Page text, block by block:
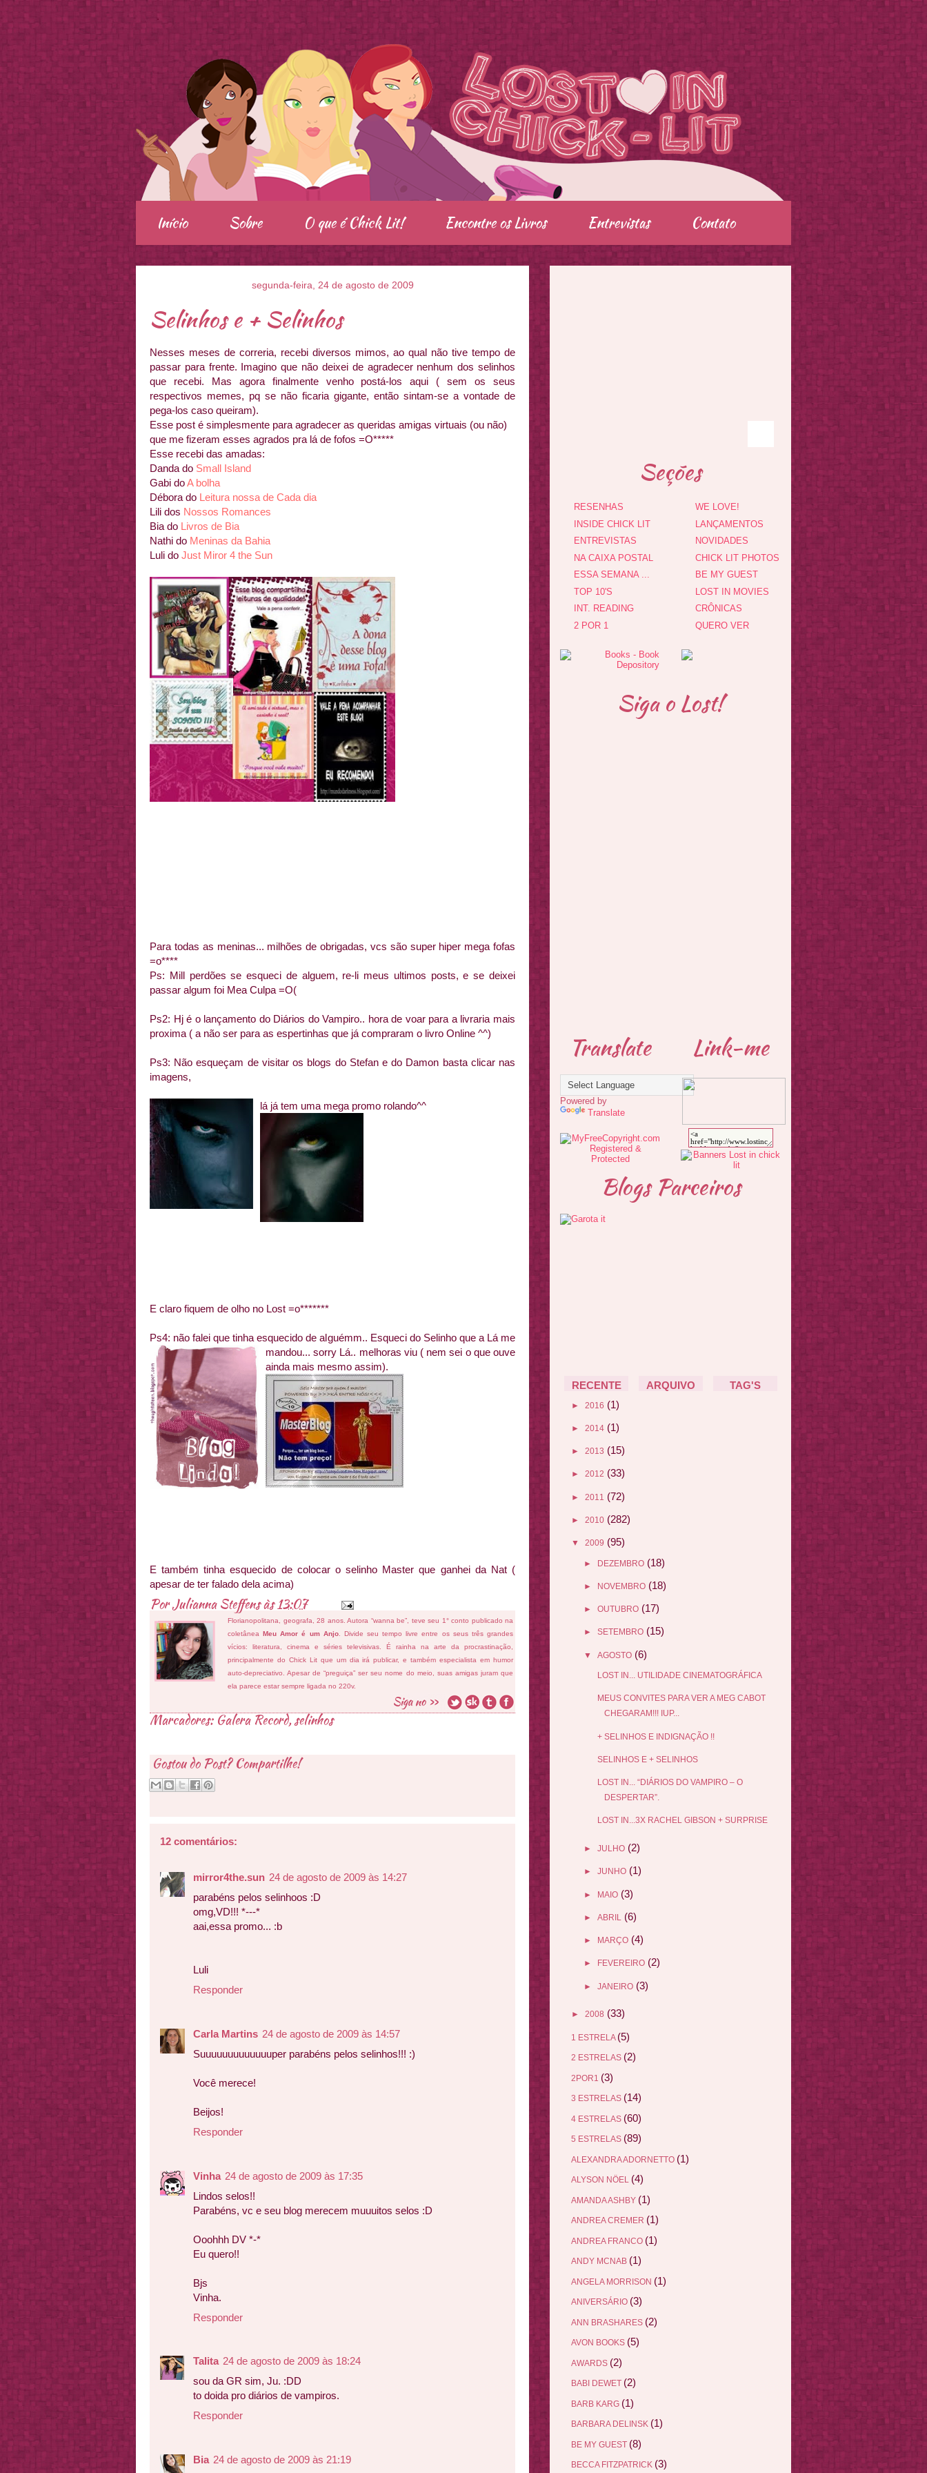
.
Início Sobre O que é Chick Lit! Encontre os Livros Entrevistas Contato
segunda-feira, 24 de agosto de 2009
Selinhos e + Selinhos
Nesses meses de correria, recebi diversos mimos, ao qual não tive tempo de
passar para frente. Imagino que não deixei de agradecer nenhum dos selinhos
que recebi. Mas agora finalmente venho postá-los aqui ( sem os seus
respectivos memes, pq se não ficaria gigante, então sintam-se a vontade de
pega-los caso queiram).
Esse post é simplesmente para agradecer as queridas amigas virtuais (ou não)
que me fizeram esses agrados pra lá de fofos =O*****
Esse recebi das amadas:
Danda do Small Island
Gabi doA bolha
Débora do Leitura nossa de Cada dia
Lili dos Nossos Romances
Bia do Livros de Bia
Nathi do Meninas da Bahia
Luli do Just Miror 4 the Sun
Para todas as meninas... milhões de obrigadas, vcs são super hiper mega fofas
=o****
Ps: Mill perdões se esqueci de alguem, re-li meus ultimos posts, e se deixei
passar algum foi Mea Culpa =O(
Ps2: Hj é o lançamento do Diários do Vampiro.. hora de voar para a livraria mais
proxima ( a não ser para as espertinhas que já compraram o livro Online ^^)
Ps3: Não esqueçam de visitar os blogs do Stefan e do Damon basta clicar nas
imagens,
lá já tem uma mega promo rolando^^
E claro fiquem de olho no Lost =o*******
Ps4: não falei que tinha esquecido de alguémm.. Esqueci do Selinho que a Lá me
mandou... sorry Lá.. melhoras viu ( nem sei o que ouve
ainda mais mesmo assim).
E também tinha esquecido de colocar o selinho Master que ganhei da Nat (
apesar de ter falado dela acima)
PorJulianna Steffensàs13:07
Florianopolitana, geografa, 28 anos. Autora “wanna be”, teve seu 1° conto publicado na
coletâneaMeu Amor é um Anjo. Divide seu tempo livre entre os seus três grandes
vícios: literatura, cinema e séries televisivas. É rainha na arte da procrastinação,
principalmente do Chick Lit que um dia irá publicar, e também especialista em humor
auto-depreciativo. Apesar de “preguiça” ser seu nome do meio, suas amigas juram que
ela parece estar sempre ligada no 220v.
Marcadores: Galera Record,selinhos
Gostou do Post? Compartilhe!
12 comentários:
mirror4the.sun 24 de agosto de 2009 às 14:27
parabéns pelos selinhoos :D
omg,VD!!! *---*
aai,essa promo... :b
Luli
Responder
Carla Martins 24 de agosto de 2009 às 14:57
Suuuuuuuuuuuuuper parabéns pelos selinhos!!! :)
Você merece!
Beijos!
Responder
Vinha 24 de agosto de 2009 às 17:35
Lindos selos!!
Parabéns, vc e seu blog merecem muuuitos selos :D
Ooohhh DV *-*
Eu quero!!
Bjs
Vinha.
Responder
Talita 24 de agosto de 2009 às 18:24
sou da GR sim, Ju. :DD
to doida pro diários de vampiros.
Responder
Bia 24 de agosto de 2009 às 21:19
Seções
RESENHAS
INSIDE CHICK LIT
ENTREVISTAS
NA CAIXA POSTAL
ESSA SEMANA ...
TOP 10'S
INT. READING
2 POR 1
WE LOVE!
LANÇAMENTOS
NOVIDADES
CHICK LIT PHOTOS
BE MY GUEST
LOST IN MOVIES
CRÔNICAS
QUERO VER
Siga o Lost!
Translate
Powered by
Translate
Link-me
Blogs Parceiros
RECENTE ARQUIVO TAG'S
► 2016 (1)
► 2014 (1)
► 2013 (15)
► 2012 (33)
► 2011 (72)
► 2010 (282)
▼ 2009 (95)
► DEZEMBRO (18)
► NOVEMBRO (18)
► OUTUBRO (17)
► SETEMBRO (15)
▼ AGOSTO (6)
LOST IN... UTILIDADE CINEMATOGRÁFICA
MEUS CONVITES PARA VER A MEG CABOT
CHEGARAM!!! IUP...
+ SELINHOS E INDIGNAÇÃO !!
SELINHOS E + SELINHOS
LOST IN... “DIÁRIOS DO VAMPIRO – O
DESPERTAR”.
LOST IN...3X RACHEL GIBSON + SURPRISE
► JULHO (2)
► JUNHO (1)
► MAIO (3)
► ABRIL (6)
► MARÇO (4)
► FEVEREIRO (2)
► JANEIRO (3)
► 2008 (33)
1 ESTRELA (5)
2 ESTRELAS (2)
2POR1 (3)
3 ESTRELAS (14)
4 ESTRELAS (60)
5 ESTRELAS (89)
ALEXANDRA ADORNETTO (1)
ALYSON NÖEL (4)
AMANDA ASHBY (1)
ANDREA CREMER (1)
ANDREA FRANCO (1)
ANDY MCNAB (1)
ANGELA MORRISON (1)
ANIVERSÁRIO (3)
ANN BRASHARES (2)
AVON BOOKS (5)
AWARDS (2)
BABI DEWET (2)
BARB KARG (1)
BARBARA DELINSK (1)
BE MY GUEST (8)
BECCA FITZPATRICK (3)